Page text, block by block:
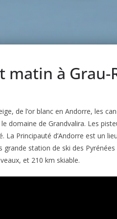
à Grau-
de l’or blanc en Andorre, les
le domaine de Grandvalira. Les
La Principauté d’Andorre est un
station de ski des
et 210 km skiable.